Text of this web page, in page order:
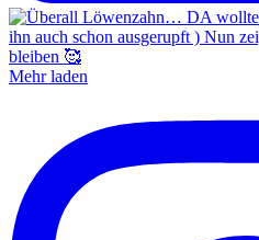
Mehr laden